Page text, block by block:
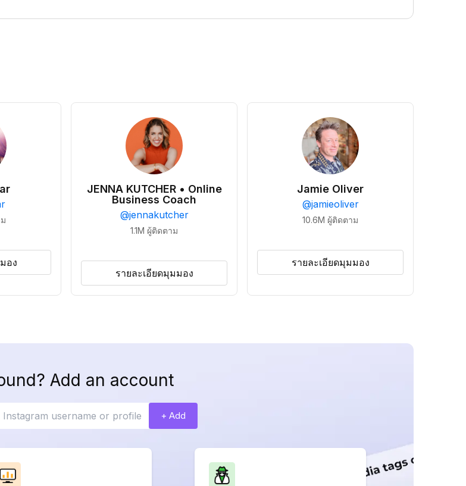
อง
JENNA KUTCHER • Online
Business Coach
@jennakutcher
1.1M ผู้ติดตาม
รายละเอียดมุมมอง
Jamie Oliver
@jamieoliver
10.6M ผู้ติดตาม
รายละเอียดมุมมอง
Add an account
+ Add